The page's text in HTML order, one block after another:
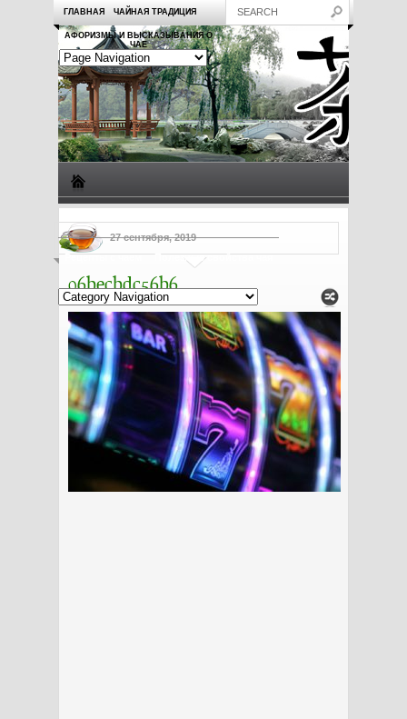
ГЛАВНАЯ ЧАЙНАЯ ТРАДИЦИЯ
АФОРИЗМЫ И ВЫСКАЗЫВАНИЯ О
ЧАЕ
Рецепты с чаем Полезные свойства чая
27 сентября, 2019
06becbdc56b6